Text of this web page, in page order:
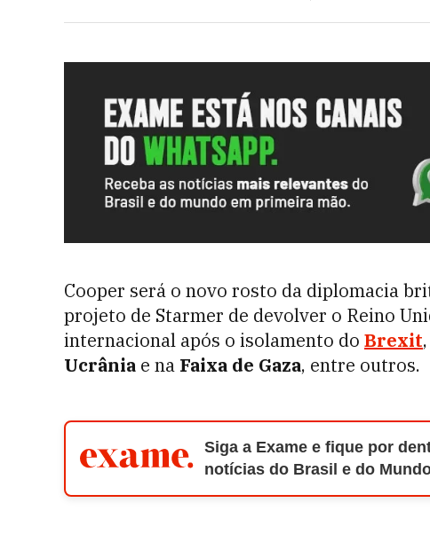
Cooper será o novo rosto da diplomacia
projeto de Starmer de devolver o Reino
internacional após o isolamento do Brexit
Ucrânia e na Faixa de Gaza, entre outros.
Siga a Exame e fique por
notícias do Brasil e do